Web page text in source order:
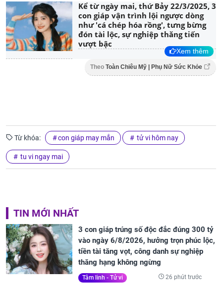
Kể từ ngày mai, thứ Bảy 22/3/2025, 3
con giáp vận trình lội ngược dòng
như 'cá chép hóa rồng', tưng bừng
đón tài lộc, sự nghiệp thăng tiến
vượt bậc
Xem thêm
Theo Toàn Chiêu Mỹ | Phụ Nữ Sức Khỏe
Từ khóa: con giáp may mắn tử vi hôm nay
tu vi ngay mai
TIN MỚI NHẤT
3 con giáp trúng số độc đắc đúng 300 tỷ
vào ngày 6/8/2026, hưởng trọn phúc lộc,
tiền tài tăng vọt, công danh sự nghiệp
thăng hạng không ngừng
Tâm linh - Tử vi 26 phút trước